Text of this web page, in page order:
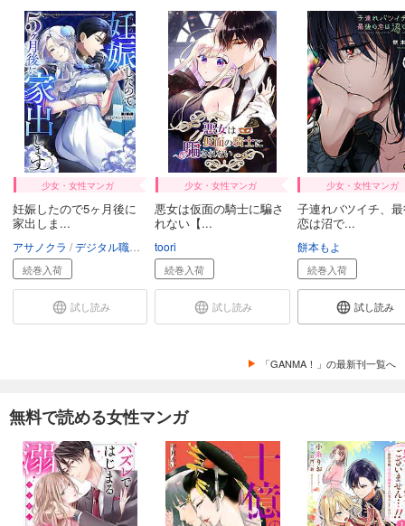
完結
試し読み
あらすじを表示する
クズと初恋【単話版】（33）
82円 (税込)
完結
カート
試し読み
あらすじを表示する
クズと初恋【単話版】（34）
82 円 (税込)
試し読み
少女・女性マンガ
妊娠したので5ヶ月後に
家出しま...
アサノクラ デジタル職人 スタジオGANMA!
続巻入荷
試し読み
少女・女性マンガ
悪女は仮面の騎士に騙さ
れない【...
toori
続巻入荷
試し読み
少女・女性マンガ
子連れバツイチ、
恋は沼で...
餅本もよ
続巻入荷
試し読み
「GANMA！」の最新刊一覧へ
無料で読める女性マンガ